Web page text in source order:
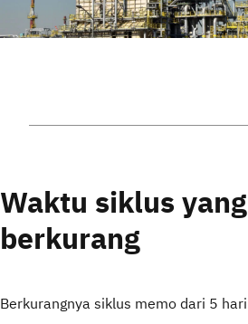
Waktu siklus yang
berkurang
Berkurangnya siklus memo dari 5